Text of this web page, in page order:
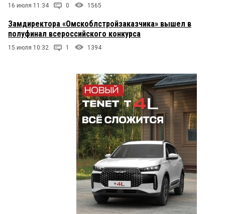
16 июля 11:34 0 1565
Замдиректора «Омскоблстройзаказчика» вышел в
полуфинал всероссийского конкурса
15 июля 10:32 1 1394